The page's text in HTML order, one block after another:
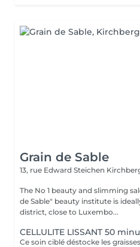
Grain de Sable
13, rue Edward Steichen
The No 1 beauty and slimming
de Sable" beauty institute is
district, close to Luxembo...
CELLULITE LISSANT 50